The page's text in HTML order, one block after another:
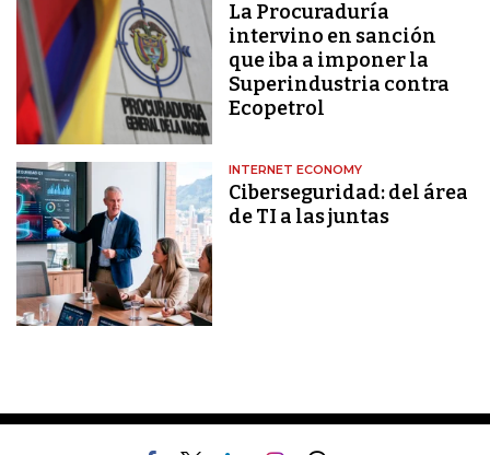
La Procuraduría
intervino en sanción
que iba a imponer la
Superindustria contra
Ecopetrol
INTERNET ECONOMY
Ciberseguridad: del área
de TI a las juntas